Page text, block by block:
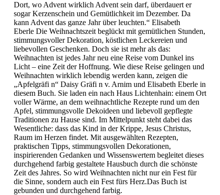
Dort, wo Advent wirklich Advent sein darf, überdauert er
sogar Kerzenschein und Gemütlichkeit im Dezember. Da
kann Advent das ganze Jahr über leuchten.“ Elisabeth
Eberle Die Weihnachtszeit beglückt mit gemütlichen Stunden,
stimmungsvoller Dekoration, köstlichen Leckereien und
liebevollen Geschenken. Doch sie ist mehr als das:
Weihnachten ist jedes Jahr neu eine Reise vom Dunkel ins
Licht – eine Zeit der Hoffnung. Wie diese Reise gelingen und
Weihnachten wirklich lebendig werden kann, zeigen die
„Apfelgräfi n“ Daisy Gräfi n v. Arnim und Elisabeth Eberle in
diesem Buch. Sie laden ein nach Haus Lichtenhain: einem Ort
voller Wärme, an dem weihnachtliche Rezepte rund um den
Apfel, stimmungsvolle Dekoideen und liebevoll gepflegte
Traditionen zu Hause sind. Im Mittelpunkt steht dabei das
Wesentliche: dass das Kind in der Krippe, Jesus Christus,
Raum im Herzen findet. Mit ausgewählten Rezepten,
praktischen Tipps, stimmungsvollen Dekorationen,
inspirierenden Gedanken und Wissenswertem begleitet dieses
durchgehend farbig gestaltete Hausbuch durch die schönste
Zeit des Jahres. So wird Weihnachten nicht nur ein Fest für
die Sinne, sondern auch ein Fest fürs Herz.Das Buch ist
gebunden und durchgehend farbig.